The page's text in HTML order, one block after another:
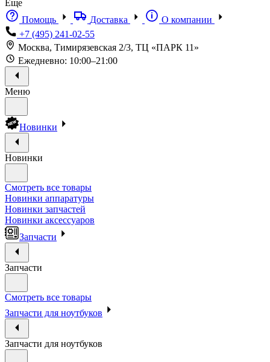
Еще
Помощь
Доставка
О компании
+7 (495) 241-02-55
Москва, Тимирязевская 2/3, ТЦ «ПАРК 11»
Ежедневно: 10:00–21:00
Меню
Новинки
Новинки
Смотреть все товары
Новинки аппаратуры
Новинки запчастей
Новинки аксессуаров
Запчасти
Запчасти
Смотреть все товары
Запчасти для ноутбуков
Запчасти для ноутбуков